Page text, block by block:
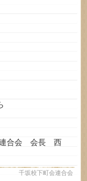
会 会長 西
千坂校下町会連合会